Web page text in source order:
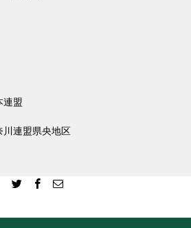
連盟
川連盟県央地区